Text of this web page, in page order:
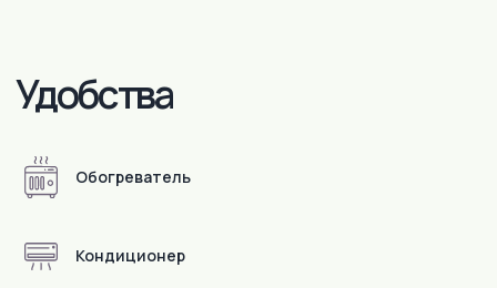
Обогреватель
Кондиционер